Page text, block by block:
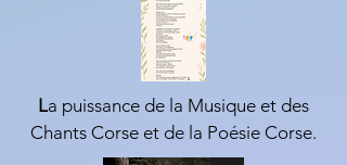
La puissance de la Musique et des
Chants Corse et de la Poésie Corse.